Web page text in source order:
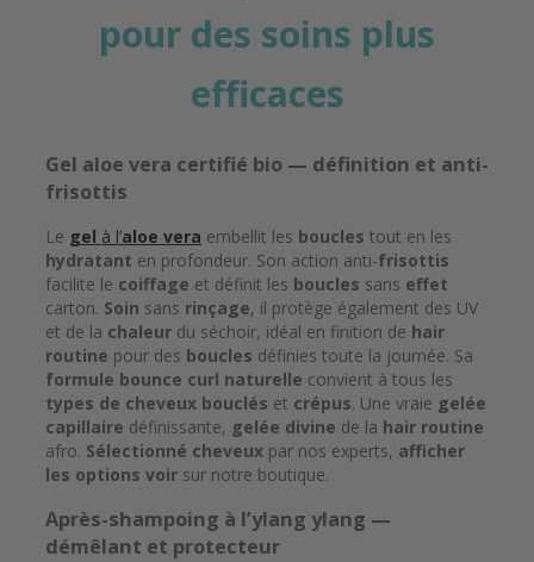
pour des soins plus
efficaces
Gel aloe vera certifié bio — définition et anti-
frisottis
Le gel à l’aloe vera embellit les boucles tout en les
hydratant en profondeur. Son action anti-frisottis
facilite le coiffage et définit les boucles sans effet
carton. Soin sans rinçage, il protège également des UV
et de la chaleur du séchoir, idéal en finition de hair
routine pour des boucles définies toute la journée. Sa
formule bounce curl naturelle convient à tous les
types de cheveux bouclés et crépus. Une vraie gelée
capillaire définissante, gelée divine de la hair routine
afro. Sélectionné cheveux par nos experts, afficher
les options voir sur notre boutique.
Après-shampoing à l’ylang ylang —
démêlant et protecteur